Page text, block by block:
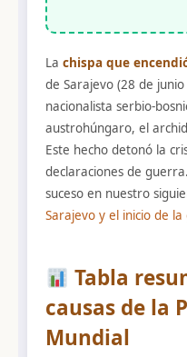
La chispa que
de Sarajevo (28 de
nacionalista serbio-
austrohúngaro, el
Este hecho detonó la
declaraciones de
suceso en nuestro
Sarajevo y el inicio de
Tabla
causas de la
Mundial